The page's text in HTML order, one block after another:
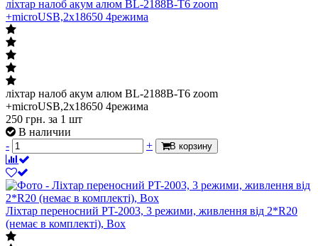
ліхтар налоб акум алюм BL-2188B-T6 zoom
+microUSB,2х18650 4режима
ліхтар налоб акум алюм BL-2188B-T6 zoom
+microUSB,2х18650 4режима
250 грн. за 1 шт
В наличии
-
+ В корзину
Ліхтар переносний PT-2003, 3 режими, живлення від 2*R20
(немає в комплекті), Box